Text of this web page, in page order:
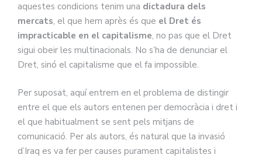
aquestes condicions tenim una dictadura dels
mercats, el que hem après és que el Dret és
impracticable en el capitalisme, no pas que el Dret
sigui obeir les multinacionals. No s’ha de denunciar el
Dret, sinó el capitalisme que el fa impossible.
Per suposat, aquí entrem en el problema de distingir
entre el que els autors entenen per democràcia i dret i
el que habitualment se sent pels mitjans de
comunicació. Per als autors, és natural que la invasió
d’Iraq es va fer per causes purament capitalistes i